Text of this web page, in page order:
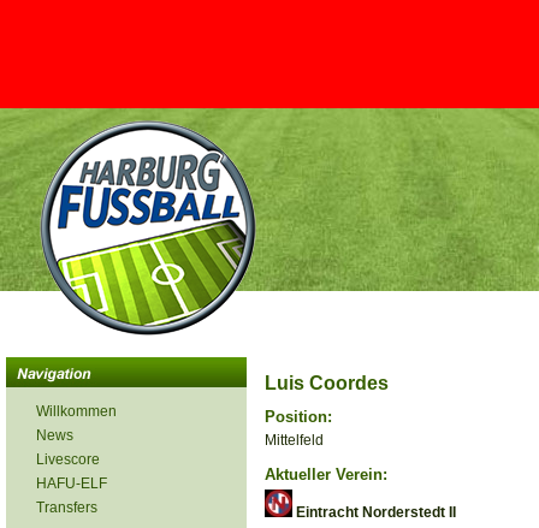
Willkommen
News
Livescore
HAFU-ELF
Transfers
Luis Coordes
Position:
Mittelfeld
Aktueller Verein:
Eintracht Norderstedt II